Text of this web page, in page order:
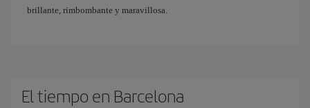
brillante, rimbombante y maravillosa.
El tiempo en Barcelona